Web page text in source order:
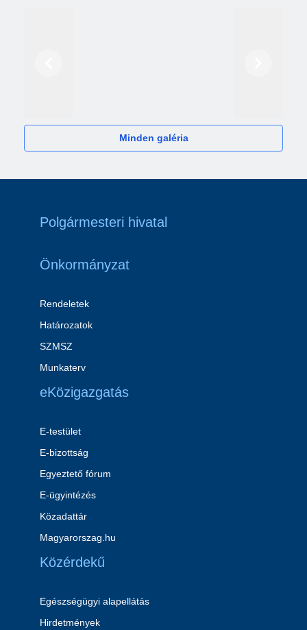
Minden galéria
Polgármesteri hivatal
Önkormányzat
Rendeletek
Határozatok
SZMSZ
Munkaterv
eKözigazgatás
E-testület
E-bizottság
Egyeztető fórum
E-ügyintézés
Közadattár
Magyarorszag.hu
Közérdekű
Egészségügyi alapellátás
Hirdetmények